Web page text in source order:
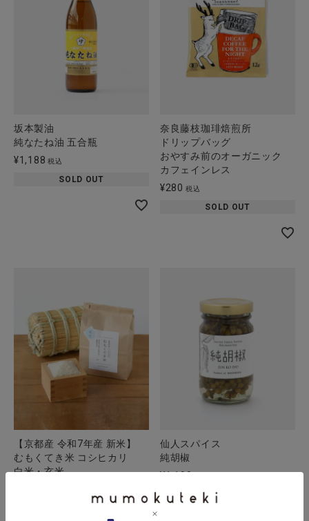
坂本製油
純なたね油 五合瓶
¥1,188 税込
SOLD OUT
奈良藤枝珈琲焙煎所
ドリップバッグ
おやすみ前のオーガニック
カフェインレス
¥280 税込
SOLD OUT
【京都産 令和7年産 新米】
むもくてき米 コシヒカリ
白米・玄米
こちらは予約商品です
仙人スパイス
純胡椒
¥1,190
SOLD OUT